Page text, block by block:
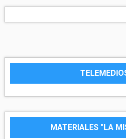
MATERIALES "LA